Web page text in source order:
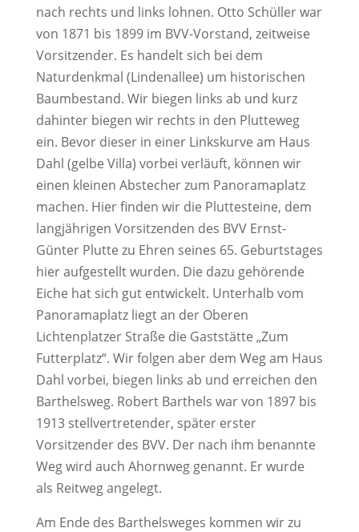
nach rechts und links lohnen. Otto Schüller war
von 1871 bis 1899 im BVV-Vorstand, zeitweise
Vorsitzender. Es handelt sich bei dem
Naturdenkmal (Lindenallee) um historischen
Baumbestand. Wir biegen links ab und kurz
dahinter biegen wir rechts in den Plutteweg
ein. Bevor dieser in einer Linkskurve am Haus
Dahl (gelbe Villa) vorbei verläuft, können wir
einen kleinen Abstecher zum Panoramaplatz
machen. Hier finden wir die Pluttesteine, dem
langjährigen Vorsitzenden des BVV Ernst-
Günter Plutte zu Ehren seines 65. Geburtstages
hier aufgestellt wurden. Die dazu gehörende
Eiche hat sich gut entwickelt. Unterhalb vom
Panoramaplatz liegt an der Oberen
Lichtenplatzer Straße die Gaststätte „Zum
Futterplatz“. Wir folgen aber dem Weg am Haus
Dahl vorbei, biegen links ab und erreichen den
Barthelsweg. Robert Barthels war von 1897 bis
1913 stellvertretender, später erster
Vorsitzender des BVV. Der nach ihm benannte
Weg wird auch Ahornweg genannt. Er wurde
als Reitweg angelegt.
Am Ende des Barthelsweges kommen wir zu